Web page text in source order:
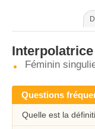
Interpolatrice
Féminin
Questions
Quelle est la